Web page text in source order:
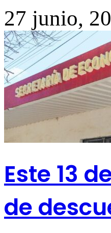
27 junio,
Este 13
de